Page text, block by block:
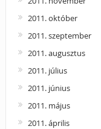
2011. október
2011. szeptember
2011. augusztus
2011. július
2011. június
2011. május
2011. április